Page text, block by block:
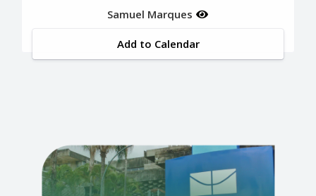
Samuel Marques
Add to Calendar